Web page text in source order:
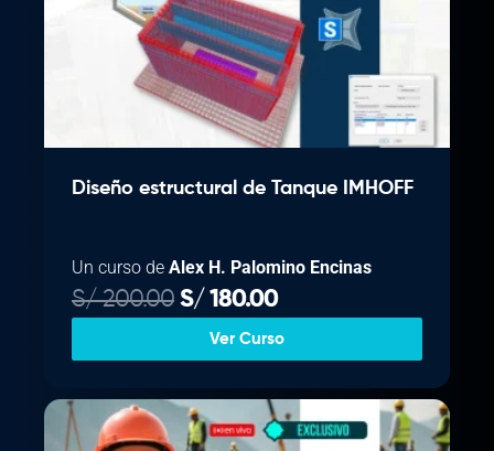
Diseño estructural de Tanque IMHOFF
Un curso de Alex H. Palomino Encinas
S/200.00 E
l
e
c
S/ 180.00E
l
p
e
c
Ver Curso